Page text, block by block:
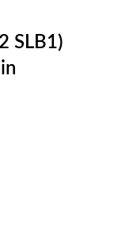
SLB1)